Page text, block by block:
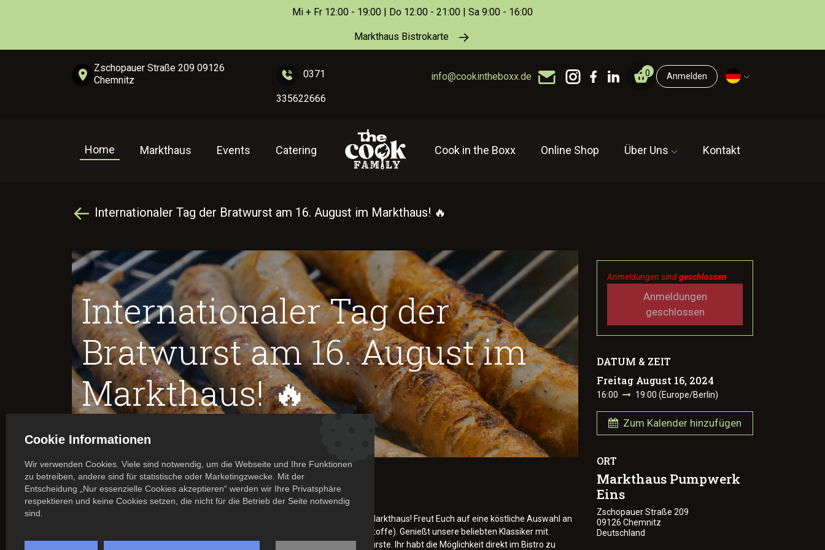
Mi + Fr 12:00 - 19:00 | Do 12:00 - 21:00 | Sa 9:00 - 16:00
Markthaus Bistrokarte
Zschopauer Straße 209 09126
Chemnitz
0371
335622666
info@cookintheboxx.de 0 Anmelden
Home Markthaus Events Catering Cook in the Boxx Online Shop Über Uns Kontakt
Internationaler Tag der Bratwurst am 16. August im Markthaus! 🔥
Internationaler Tag der
Bratwurst am 16. August im
Markthaus! 🔥
Tag der Bratwurst am 16. August im Markthaus! 🌭🔥
Liebe Gäste,
am 16. August ab 16 Uhr feiern wir den Internationalen Tag der Bratwurst im Markthaus! Freut Euch auf eine köstliche Auswahl an
selbst gemachten Bratwürsten aus unserer Metzgerei (ohne Konservierungsstoffe). Genießt unsere beliebten Klassiker mit
passenden Beilagen sowie die von der mediterranen Küche inspirierten Bratwürste. Ihr habt die Möglichkeit direkt im Bistro zu
Anmeldungen sindgeschlossen
Anmeldungen
geschlossen
DATUM & ZEIT
Freitag August 16, 2024
16:00 19:00 (Europe/Berlin)
Zum Kalender hinzufügen
ORT
Markthaus Pumpwerk
Eins
Zschopauer Straße 209
09126 Chemnitz
Deutschland
Cookie Informationen
Wir verwenden Cookies. Viele sind notwendig, um die Webseite und Ihre Funktionen
zu betreiben, andere sind für statistische oder Marketingzwecke. Mit der
Entscheidung „Nur essenzielle Cookies akzeptieren“ werden wir Ihre Privatsphäre
respektieren und keine Cookies setzen, die nicht für die Betrieb der Seite notwendig
sind.